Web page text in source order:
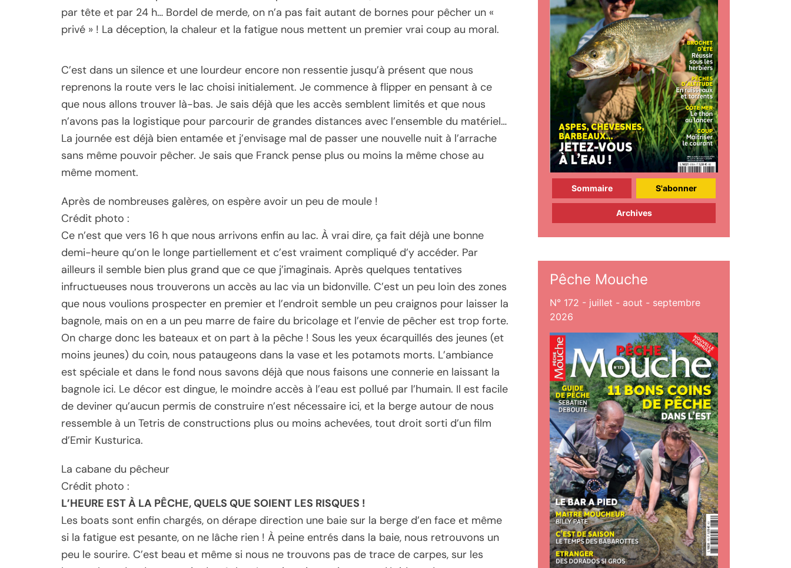
par tête et par 24 h… Bordel de merde, on n’a pas fait autant de bornes pour pêcher un «
privé » ! La déception, la chaleur et la fatigue nous mettent un premier vrai coup au moral.
C’est dans un silence et une lourdeur encore non ressentie jusqu’à présent que nous
reprenons la route vers le lac choisi initialement. Je commence à flipper en pensant à ce
que nous allons trouver là-bas. Je sais déjà que les accès semblent limités et que nous
n’avons pas la logistique pour parcourir de grandes distances avec l’ensemble du matériel…
La journée est déjà bien entamée et j’envisage mal de passer une nouvelle nuit à l’arrache
sans même pouvoir pêcher. Je sais que Franck pense plus ou moins la même chose au
même moment.
Après de nombreuses galères, on espère avoir un peu de moule !
Crédit photo :
Ce n’est que vers 16 h que nous arrivons enfin au lac. À vrai dire, ça fait déjà une bonne
demi-heure qu’on le longe partiellement et c’est vraiment compliqué d’y accéder. Par
ailleurs il semble bien plus grand que ce que j’imaginais. Après quelques tentatives
infructueuses nous trouverons un accès au lac via un bidonville. C’est un peu loin des zones
que nous voulions prospecter en premier et l’endroit semble un peu craignos pour laisser la
bagnole, mais on en a un peu marre de faire du bricolage et l’envie de pêcher est trop forte.
On charge donc les bateaux et on part à la pêche ! Sous les yeux écarquillés des jeunes (et
moins jeunes) du coin, nous pataugeons dans la vase et les potamots morts. L’ambiance
est spéciale et dans le fond nous savons déjà que nous faisons une connerie en laissant la
bagnole ici. Le décor est dingue, le moindre accès à l’eau est pollué par l’humain. Il est facile
de deviner qu’aucun permis de construire n’est nécessaire ici, et la berge autour de nous
ressemble à un Tetris de constructions plus ou moins achevées, tout droit sorti d’un film
d’Emir Kusturica.
La cabane du pêcheur
Crédit photo :
L’HEURE EST À LA PÊCHE, QUELS QUE SOIENT LES RISQUES !
Les boats sont enfin chargés, on dérape direction une baie sur la berge d’en face et même
si la fatigue est pesante, on ne lâche rien ! À peine entrés dans la baie, nous retrouvons un
peu le sourire. C’est beau et même si nous ne trouvons pas de trace de carpes, sur les
Sommaire S'abonner
Archives
Pêche Mouche
N° 172 - juillet - aout - septembre
2026